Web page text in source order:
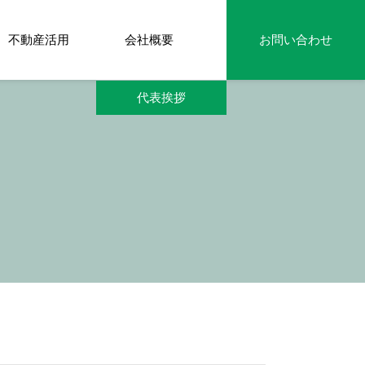
不動産活用 会社概要 お問い合わせ
代表挨拶